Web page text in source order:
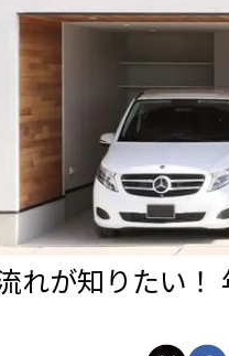
れが知りたい